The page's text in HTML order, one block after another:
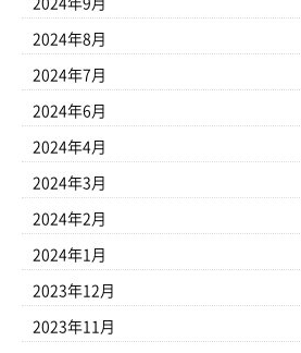
2024年8月
2024年7月
2024年6月
2024年4月
2024年3月
2024年2月
2024年1月
2023年12月
2023年11月